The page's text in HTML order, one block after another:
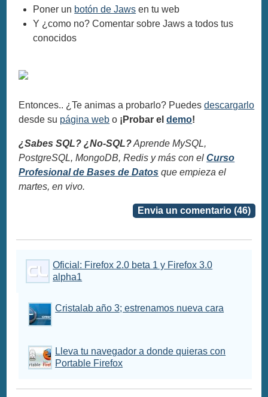
Poner un botón de Jaws en tu web
Y ¿como no? Comentar sobre Jaws a todos tus
conocidos
Entonces.. ¿Te animas a probarlo? Puedesdescargarlo
desde su página web o ¡Probar eldemo!
¿Sabes SQL? ¿No-SQL?Aprende MySQL,
PostgreSQL, MongoDB, Redis y más con elCurso
Profesional de Bases de Datos que empieza el
martes, en vivo.
Envia un comentario (46)
Oficial: Firefox 2.0 beta 1 y Firefox 3.0
alpha1
Cristalab año 3; estrenamos nueva cara
Lleva tu navegador a donde quieras con
Portable Firefox